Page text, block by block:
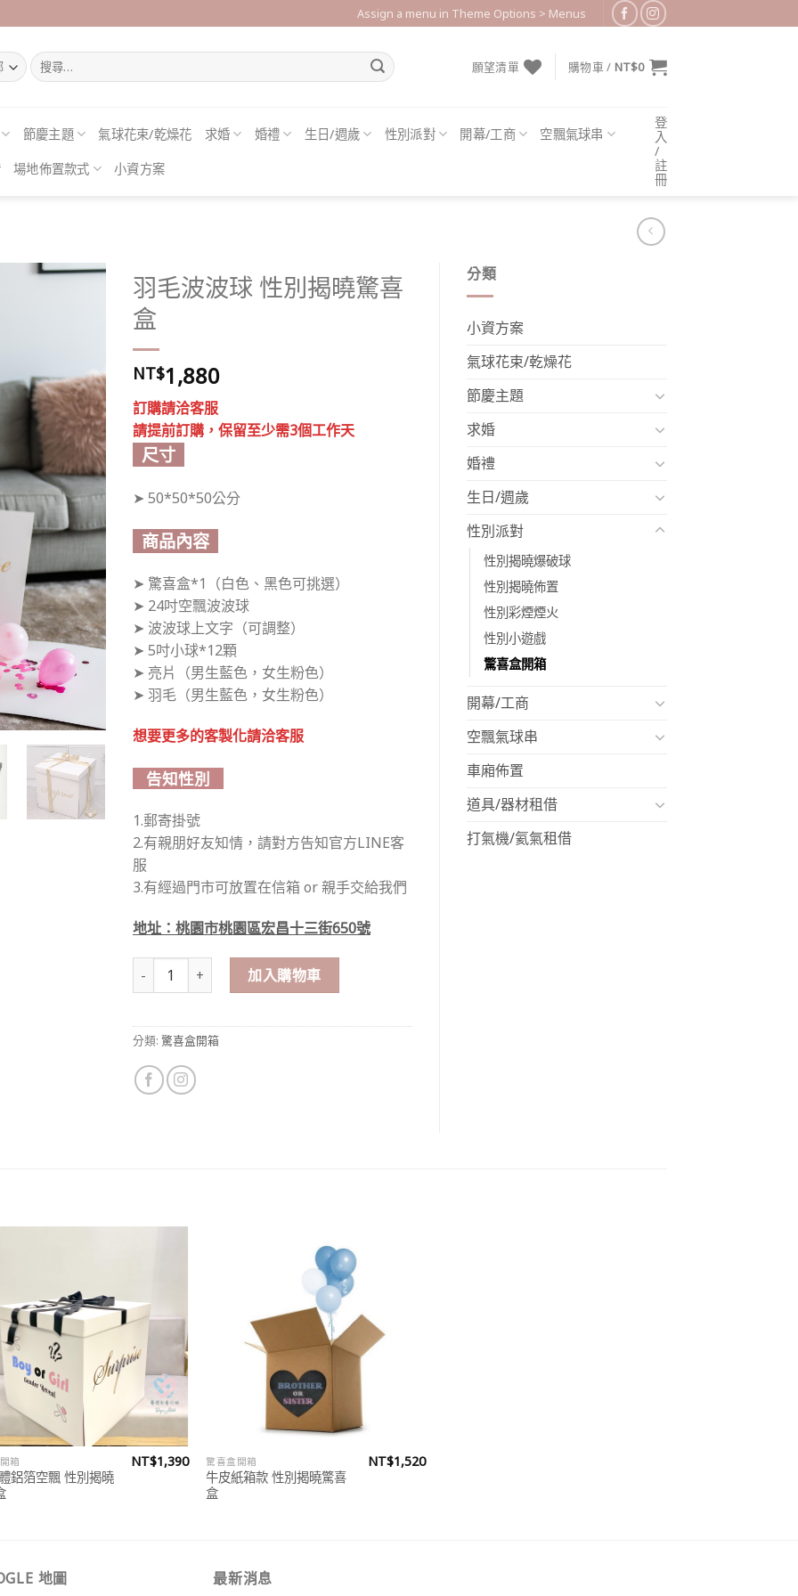
Assign a menu in Theme Options > Menus
搜
尋
字:
願望清單 購物車 / NT$0
節慶主題 氣球花束/乾燥花 求婚 婚禮 生日/週歲 性別派對 開幕/工商 空飄氣球串
場地佈置款式 小資方案
登
入
/
註
冊
wishlist
羽毛波波球 性別揭曉驚喜
盒
NT$1,880
訂購請洽客服
請提前訂購，保留至少需3個工作天
尺寸
➤ 50*50*50公分
商品內容
➤ 驚喜盒*1（白色、黑色可挑選）
➤ 24吋空飄波波球
➤ 波波球上文字（可調整）
➤ 5吋小球*12顆
➤ 亮片（男生藍色，女生粉色）
➤ 羽毛（男生藍色，女生粉色）
想要更多的客製化請洽客服
告知性別
1.郵寄掛號
2.有親朋好友知情，請對方告知官方LINE客
服
3.有經過門市可放置在信箱 or 親手交給我們
地址：桃園市桃園區宏昌十三街650號
羽毛波波球 性別揭曉驚喜盒 數量
加入購物車
分類: 驚喜盒開箱
分類
小資方案
氣球花束/乾燥花
節慶主題
求婚
婚禮
生日/週歲
性別派對
性別揭曉爆破球
性別揭曉佈置
性別彩煙煙火
性別小遊戲
驚喜盒開箱
開幕/工商
空飄氣球串
車廂佈置
道具/器材租借
打氣機/氦氣租借
Add to
wishlist
箱
鋁箔空飄 性別揭曉
NT$1,390 驚喜盒開箱
牛皮紙箱款 性別揭曉驚喜
盒
NT$1,520
地圖 最新消息